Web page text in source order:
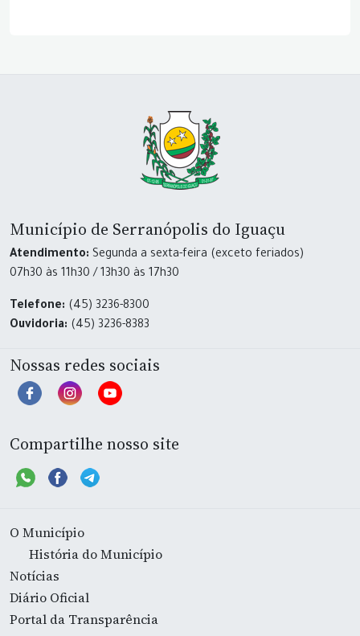
Município de Serranópolis do Iguaçu
Atendimento: Segunda a sexta-feira (exceto feriados)
07h30 às 11h30 / 13h30 às 17h30
Telefone: (45) 3236-8300
Ouvidoria: (45) 3236-8383
Nossas redes sociais
Compartilhe nosso site
O Município
História do Município
Notícias
Diário Oficial
Portal da Transparência